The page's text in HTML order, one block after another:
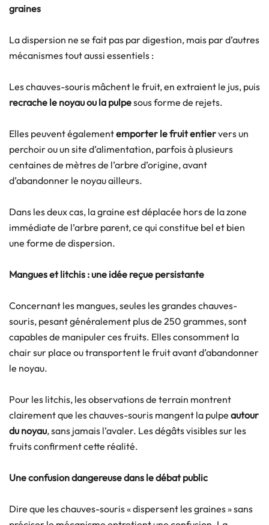
graines
La dispersion ne se fait pas par digestion, mais par d’autres
mécanismes tout aussi essentiels :
Les chauves-souris mâchent le fruit, en extraient le jus, puis
recrache le noyau ou la pulpesous forme de rejets.
Elles peuvent égalementemporter le fruit entiervers un
perchoir ou un site d’alimentation, parfois à plusieurs
centaines de mètres de l’arbre d’origine, avant
d’abandonner le noyau ailleurs.
Dans les deux cas, la graine est déplacée hors de la zone
immédiate de l’arbre parent, ce qui constitue bel et bien
une forme de dispersion.
Mangues et litchis : une idée reçue persistante
Concernant les mangues, seules les grandes chauves-
souris, pesant généralement plus de 250 grammes, sont
capables de manipuler ces fruits. Elles consomment la
chair sur place ou transportent le fruit avant d’abandonner
le noyau.
Pour les litchis, les observations de terrain montrent
clairement que les chauves-souris mangent la pulpe autour
du noyau, sans jamais l’avaler. Les dégâts visibles sur les
fruits confirment cette réalité.
Une confusion dangereuse dans le débat public
Dire que les chauves-souris « dispersent les graines » sans